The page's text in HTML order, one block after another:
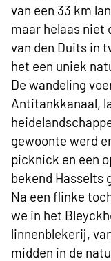
van een 33 km
maar helaas niet
van den Duits in
het een uniek
De wandeling
Antitankkanaal,
gewoonte werd
picknick en een
bekend Hasselts
Na een flinke
we in het
linnenblekerij,
midden in de